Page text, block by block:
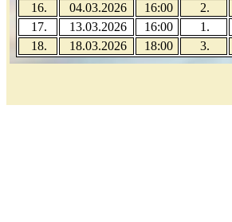
16.
04.03.2026 16:00 2.
17.
13.03.2026 16:00 1.
18.
18.03.2026 18:00 3.